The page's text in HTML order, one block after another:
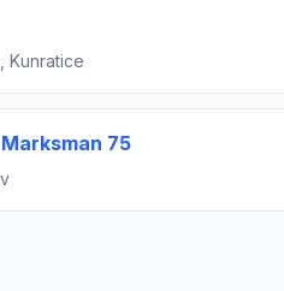
Kunratice
75